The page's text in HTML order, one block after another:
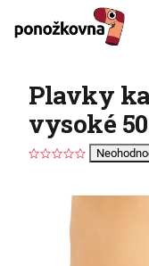
Plavky
vysoké